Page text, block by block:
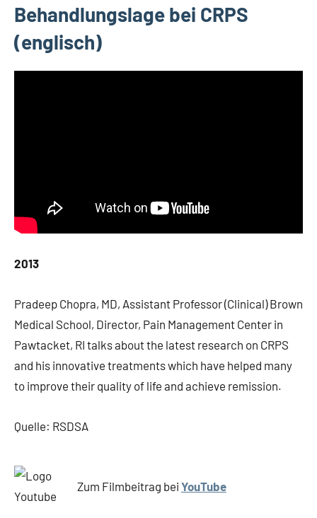
Behandlungslage bei CRPS
(englisch)
2013
Pradeep Chopra, MD, Assistant Professor (Clinical) Brown
Medical School, Director, Pain Management Center in
Pawtacket, RI talks about the latest research on CRPS
and his innovative treatments which have helped many
to improve their quality of life and achieve remission.
Quelle: RSDSA
Zum Filmbeitrag bei YouTube